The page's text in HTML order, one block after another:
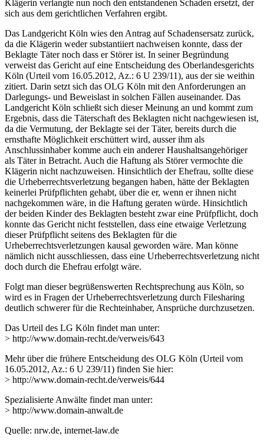
Klägerin verlangte nun noch den entstandenen Schaden ersetzt, der
sich aus dem gerichtlichen Verfahren ergibt.
Das Landgericht Köln wies den Antrag auf Schadensersatz zurück,
da die Klägerin weder substantiiert nachweisen konnte, dass der
Beklagte Täter noch dass er Störer ist. In seiner Begründung
verweist das Gericht auf eine Entscheidung des Oberlandesgerichts
Köln (Urteil vom 16.05.2012, Az.: 6 U 239/11), aus der sie weithin
zitiert. Darin setzt sich das OLG Köln mit den Anforderungen an
Darlegungs- und Beweislast in solchen Fällen auseinander. Das
Landgericht Köln schließt sich dieser Meinung an und kommt zum
Ergebnis, dass die Täterschaft des Beklagten nicht nachgewiesen ist,
da die Vermutung, der Beklagte sei der Täter, bereits durch die
ernsthafte Möglichkeit erschüttert wird, ausser ihm als
Anschlussinhaber komme auch ein anderer Haushaltsangehöriger
als Täter in Betracht. Auch die Haftung als Störer vermochte die
Klägerin nicht nachzuweisen. Hinsichtlich der Ehefrau, sollte diese
die Urheberrechtsverletzung begangen haben, hätte der Beklagten
keinerlei Prüfpflichten gehabt, über die er, wenn er ihnen nicht
nachgekommen wäre, in die Haftung geraten würde. Hinsichtlich
der beiden Kinder des Beklagten besteht zwar eine Prüfpflicht, doch
konnte das Gericht nicht feststellen, dass eine etwaige Verletzung
dieser Prüfpflicht seitens des Beklagten für die
Urheberrechtsverletzungen kausal geworden wäre. Man könne
nämlich nicht ausschliessen, dass eine Urheberrechtsverletzung nicht
doch durch die Ehefrau erfolgt wäre.
Folgt man dieser begrüßenswerten Rechtsprechung aus Köln, so
wird es in Fragen der Urheberrechtsverletzung durch Filesharing
deutlich schwerer für die Rechteinhaber, Ansprüche durchzusetzen.
Das Urteil des LG Köln findet man unter:
> http://www.domain-recht.de/verweis/643
Mehr über die frühere Entscheidung des OLG Köln (Urteil vom
16.05.2012, Az.: 6 U 239/11) finden Sie hier:
> http://www.domain-recht.de/verweis/644
Spezialisierte Anwälte findet man unter:
> http://www.domain-anwalt.de
Quelle: nrw.de, internet-law.de